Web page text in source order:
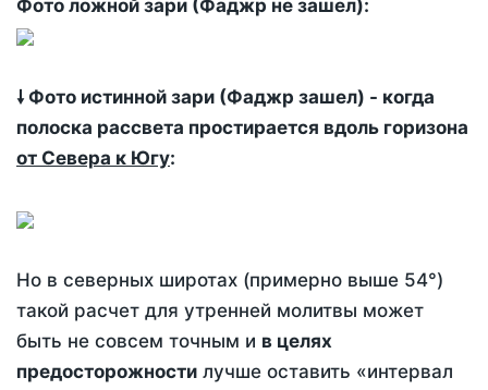
Фото ложной зари (Фаджр не зашел):
🠗 Фото истинной зари (Фаджр зашел) - когда
полоска рассвета простирается вдоль горизона
от Севера к Югу:
Но в северных широтах (примерно выше 54°)
такой расчет для утренней молитвы может
быть не совсем точным и в целях
предосторожности лучше оставить «интервал